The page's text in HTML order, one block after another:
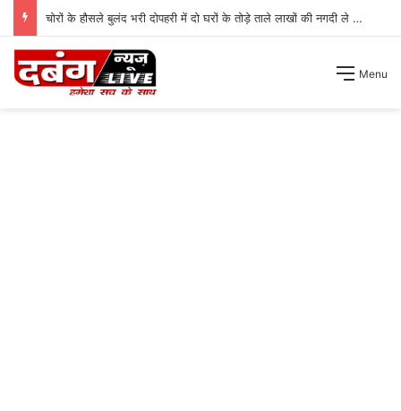
चोरों के हौसले बुलंद भरी दोपहरी में दो घरों के तोड़े ताले लाखों की नगदी ले भागे ।
Menu